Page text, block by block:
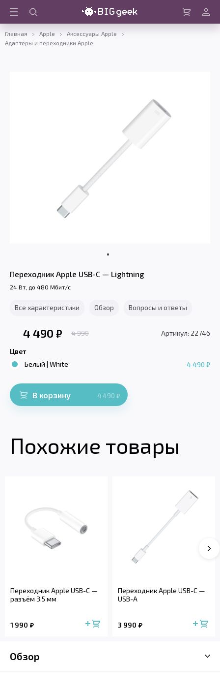
Войти
Главная Apple
Аксессуары Apple
Адаптеры и переходники Apple
Переходник Apple USB-C — Lightning
24 Вт, до 480 Мбит/с
Все характеристики Обзор Вопросы и ответы
4 490 ₽ 4 990 Артикул: 22746
Цвет
Белый | White
4 490 ₽
В корзину 4 490 ₽
Похожие товары
Переходник Apple USB-C —
разъём 3,5 мм
1 990
Переходник Apple USB-C —
USB-A
3 990
Обзор